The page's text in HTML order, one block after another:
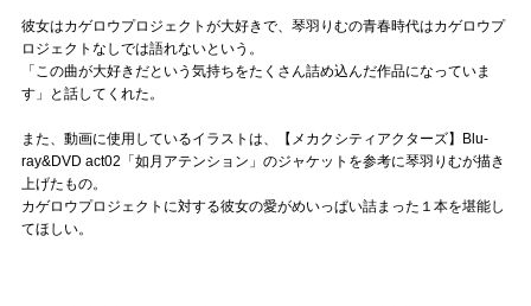
彼女はカゲロウプロジェクトが大好きで、琴羽りむの青春時代はカゲロウプ
ロジェクトなしでは語れないという。
「この曲が大好きだという気持ちをたくさん詰め込んだ作品になっていま
す」と話してくれた。
また、動画に使用しているイラストは、【メカクシティアクターズ】Blu-
ray&DVD act02「如月アテンション」のジャケットを参考に琴羽りむが描き
上げたもの。
カゲロウプロジェクトに対する彼女の愛がめいっぱい詰まった１本を堪能し
てほしい。